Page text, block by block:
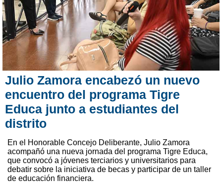
Julio Zamora encabezó un nuevo
encuentro del programa Tigre
Educa junto a estudiantes del
distrito
En el Honorable Concejo Deliberante, Julio Zamora
acompañó una nueva jornada del programa Tigre Educa,
que convocó a jóvenes terciarios y universitarios para
debatir sobre la iniciativa de becas y participar de un taller
de educación financiera.